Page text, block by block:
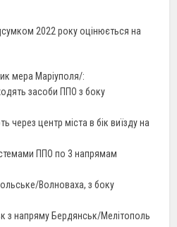
2022 року оцінюється на
мера Маріуполя/:
засоби ППО з боку
через центр міста в бік виїзду на
ППО по 3 напрямам
Волноваха, з боку
з напряму Бердянськ/Мелітополь